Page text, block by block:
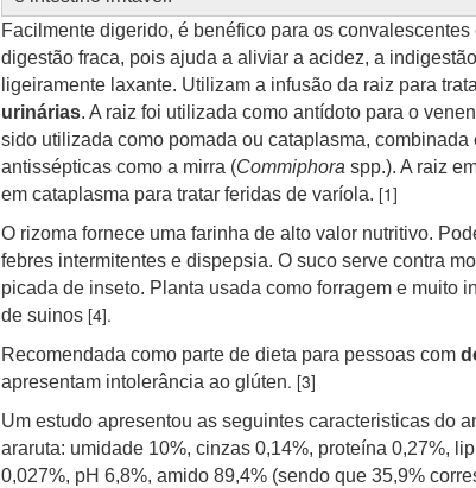
Facilmente digerido, é benéfico para os convalescentes
digestão fraca, pois ajuda a aliviar a acidez, a
ligeiramente laxante. Utilizam a infusão da raiz para
urinárias. A raiz foi utilizada como antídoto para o
sido utilizada como pomada ou cataplasma, combinada
antissépticas como a mirra (Commiphora spp.). A raiz
em cataplasma para tratar feridas de varíola. [1]
O rizoma fornece uma farinha de alto valor nutritivo.
febres intermitentes e dispepsia. O suco serve contra
picada de inseto. Planta usada como forragem e muito
de suinos[4].
Recomendada como parte de dieta para pessoas com
apresentam intolerância ao glúten. [3]
Um estudo apresentou as seguintes caracteristicas do
araruta: umidade 10%, cinzas 0,14%, proteína 0,27%,
0,027%, pH 6,8%, amido 89,4% (sendo que 35,9%